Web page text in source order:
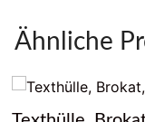
Ähnliche